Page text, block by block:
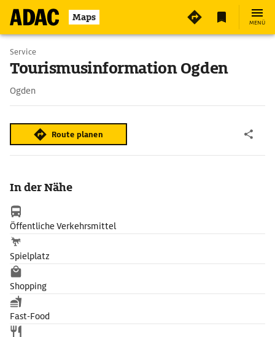
Maps MENÜ
Service
Tourismusinformation Ogden
Ogden
Route planen
In der Nähe
Öffentliche Verkehrsmittel
Spielplatz
Shopping
Fast-Food